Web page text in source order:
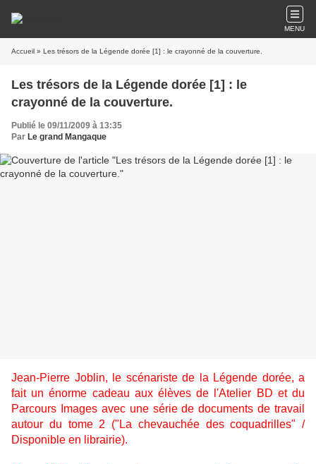
MENU
Accueil » Les trésors de la Légende dorée [1] : le crayonné de la couverture.
Les trésors de la Légende dorée [1] : le
crayonné de la couverture.
Publié le 09/11/2009 à 13:35
Par Le grand Mangaque
Jean-Pierre Joblin, le scénariste de la Légende dorée, a
fait un énorme cadeau aux élèves de l'Atelier BD et du
Parcours Images avec une série de documents de travail
autour du tome 2 ("La chevauchée des coquadrilles" /
Disponible en librairie).